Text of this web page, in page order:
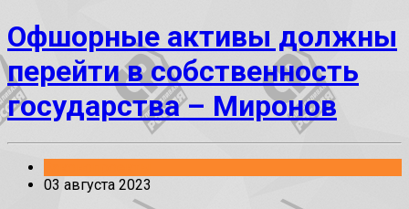
Офшорные активы должны
перейти в собственность
государства – Миронов
03 августа 2023